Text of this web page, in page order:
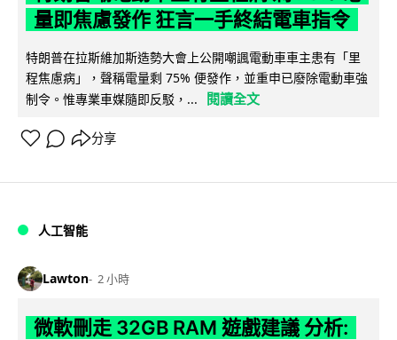
量即焦慮發作 狂言一手終結電車指令
特朗普在拉斯維加斯造勢大會上公開嘲諷電動車車主患有「里
程焦慮病」，聲稱電量剩 75% 便發作，並重申已廢除電動車強
制令。惟專業車媒隨即反駁，...
閱讀全文
分享
人工智能
Lawton 2 小時
微軟刪走 32GB RAM 遊戲建議 分析: